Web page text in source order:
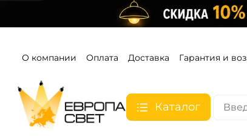
О компании Оплата Доставка Гарантия и
Каталог